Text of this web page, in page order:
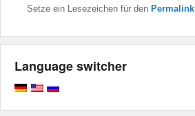
Setze ein Lesezeichen für den Permalink
Language switcher